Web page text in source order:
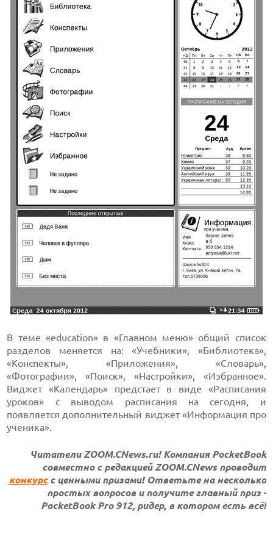
В теме «education» в «Главном меню» общий список
разделов меняется на: «Учебники», «Библиотека»,
«Конспекты», «Приложения», «Словарь»,
«Фотографии», «Поиск», «Настройки», «Избранное».
Виджет «Календарь» предстает в виде «Расписания
уроков» с выводом расписания на сегодня, и
появляется дополнительный виджет «Информация про
ученика».
Читатели ZOOM.CNews.ru! Компания PocketBook
совместно с редакцией ZOOM.CNews проводит
конкурсс ценными призами! Ответьте на несколько
простых вопросов и получите главный приз -
PocketBook Pro 912, ридер, в котором есть всё!